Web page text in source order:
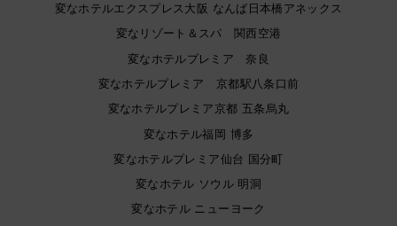
変なホテルエクスプレス大阪 なんば日本橋アネックス
変なリゾート＆スパ 関西空港
変なホテルプレミア 奈良
変なホテルプレミア 京都駅八条口前
変なホテルプレミア京都 五条烏丸
変なホテル福岡 博多
変なホテルプレミア仙台 国分町
変なホテル ソウル 明洞
変なホテル ニューヨーク